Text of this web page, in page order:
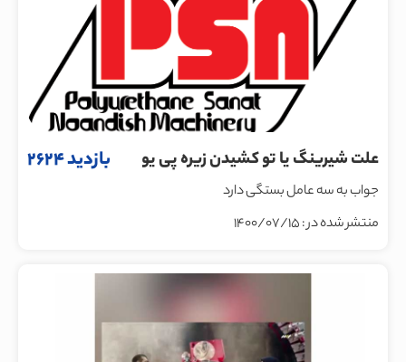
علت شيرينگ يا تو كشيدن زيره پى يو بازدید 2624
جواب به سه عامل بستگى دارد
منتشر شده در : 1400/07/15